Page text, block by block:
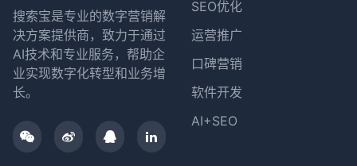
搜索宝是专业的数字营销解
决方案提供商，致力于通过
AI技术和专业服务，帮助企
业实现数字化转型和业务增
长。
SEO优化
运营推广
口碑营销
软件开发
AI+SEO